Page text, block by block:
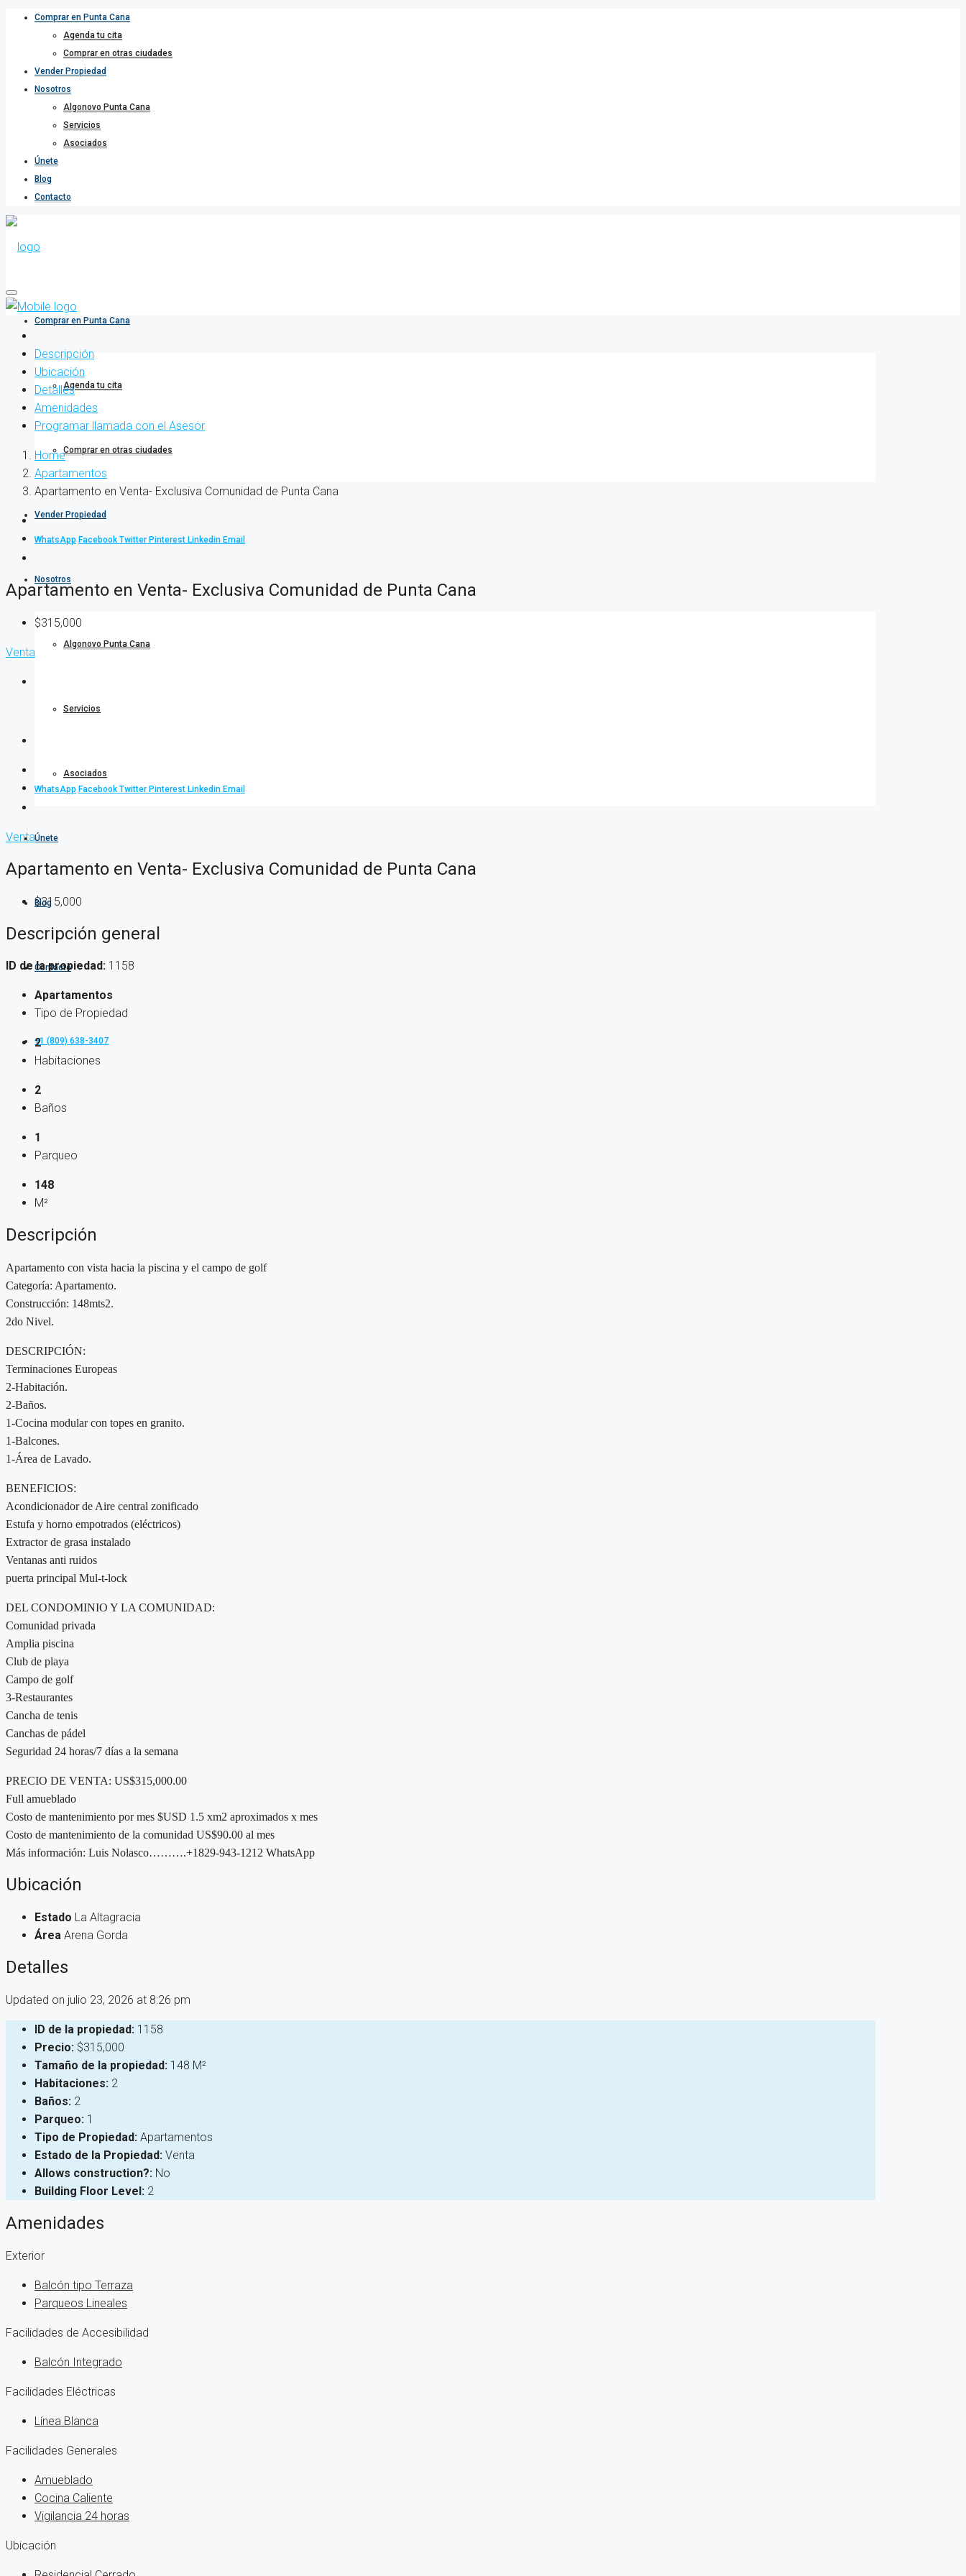
Comprar en Punta Cana
Agenda tu cita
Comprar en otras ciudades
Vender Propiedad
Nosotros
Algonovo Punta Cana
Servicios
Asociados
Únete
Blog
Contacto
Comprar en Punta Cana
Agenda tu cita
Comprar en otras ciudades
Vender Propiedad
Nosotros
Algonovo Punta Cana
Servicios
Asociados
Únete
Blog
Contacto
+1 (809) 638-3407
Descripción
Ubicación
Detalles
Amenidades
Programar llamada con el Asesor
Home
Apartamentos
Apartamento en Venta- Exclusiva Comunidad de Punta Cana
WhatsApp Facebook Twitter Pinterest Linkedin Email
Apartamento en Venta- Exclusiva Comunidad de Punta Cana
$315,000
Venta
WhatsApp Facebook Twitter Pinterest Linkedin Email
Venta
Apartamento en Venta- Exclusiva Comunidad de Punta Cana
$315,000
Descripción general
ID de la propiedad: 1158
Apartamentos
Tipo de Propiedad
2
Habitaciones
2
Baños
1
Parqueo
148
M²
Descripción
Apartamento con vista hacia la piscina y el campo de golf
Categoría: Apartamento.
Construcción: 148mts2.
2do Nivel.
DESCRIPCIÓN:
Terminaciones Europeas
2-Habitación.
2-Baños.
1-Cocina modular con topes en granito.
1-Balcones.
1-Área de Lavado.
BENEFICIOS:
Acondicionador de Aire central zonificado
Estufa y horno empotrados (eléctricos)
Extractor de grasa instalado
Ventanas anti ruidos
puerta principal Mul-t-lock
DEL CONDOMINIO Y LA COMUNIDAD:
Comunidad privada
Amplia piscina
Club de playa
Campo de golf
3-Restaurantes
Cancha de tenis
Canchas de pádel
Seguridad 24 horas/7 días a la semana
PRECIO DE VENTA: US$315,000.00
Full amueblado
Costo de mantenimiento por mes $USD 1.5 xm2 aproximados x mes
Costo de mantenimiento de la comunidad US$90.00 al mes
Más información: Luis Nolasco……….+1829-943-1212 WhatsApp
Ubicación
Estado La Altagracia
Área Arena Gorda
Detalles
Updated on julio 23, 2026 at 8:26 pm
ID de la propiedad: 1158
Precio: $315,000
Tamaño de la propiedad: 148 M²
Habitaciones: 2
Baños: 2
Parqueo: 1
Tipo de Propiedad: Apartamentos
Estado de la Propiedad: Venta
Allows construction?: No
Building Floor Level: 2
Amenidades
Exterior
Balcón tipo Terraza
Parqueos Lineales
Facilidades de Accesibilidad
Balcón Integrado
Facilidades Eléctricas
Línea Blanca
Facilidades Generales
Amueblado
Cocina Caliente
Vigilancia 24 horas
Ubicación